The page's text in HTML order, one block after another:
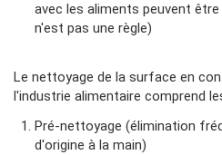
avec les aliments peuvent
n'est pas une règle)
Le nettoyage de la surface en
l'industrie alimentaire comprend
Pré-nettoyage (élimination
d'origine à la main)